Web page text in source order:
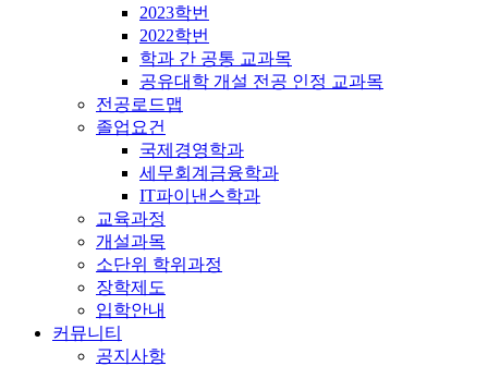
2023학번
2022학번
학과 간 공통 교과목
공유대학 개설 전공 인정 교과목
전공로드맵
졸업요건
국제경영학과
세무회계금융학과
IT파이낸스학과
교육과정
개설과목
소단위 학위과정
장학제도
입학안내
커뮤니티
공지사항